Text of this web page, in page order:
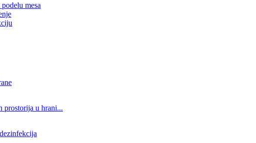
mesa
prostorija u hrani...